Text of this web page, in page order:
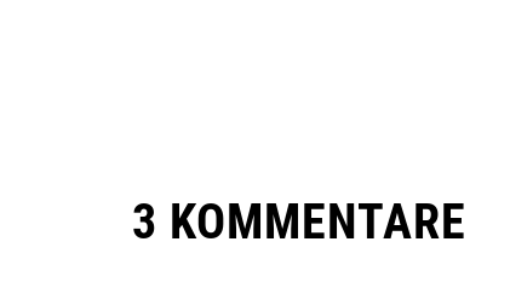
3 KOMMENTARE